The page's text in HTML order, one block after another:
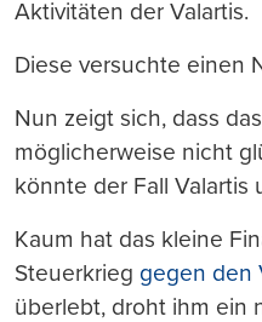
Aktivitäten der Valartis.
Diese versuchte einen
Nun zeigt sich, dass
möglicherweise nicht
könnte der Fall Valartis
Kaum hat das kleine
Steuerkrieg gegen den
überlebt, droht ihm ein